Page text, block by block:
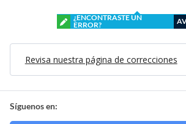
¿ENCONTRASTE UN
ERROR?
Revisa nuestra página de correcciones
Síguenos en: